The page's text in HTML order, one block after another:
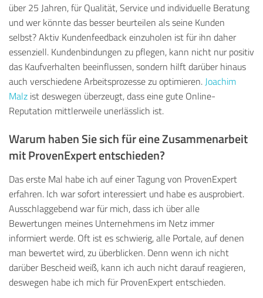
über 25 Jahren, für Qualität, Service und individuelle Beratung
und wer könnte das besser beurteilen als seine Kunden
selbst? Aktiv Kundenfeedback einzuholen ist für ihn daher
essenziell. Kundenbindungen zu pflegen, kann nicht nur positiv
das Kaufverhalten beeinflussen, sondern hilft darüber hinaus
auch verschiedene Arbeitsprozesse zu optimieren. Joachim
Malz ist deswegen überzeugt, dass eine gute Online-
Reputation mittlerweile unerlässlich ist.
Warum haben Sie sich für eine Zusammenarbeit
mit ProvenExpert entschieden?
Das erste Mal habe ich auf einer Tagung von ProvenExpert
erfahren. Ich war sofort interessiert und habe es ausprobiert.
Ausschlaggebend war für mich, dass ich über alle
Bewertungen meines Unternehmens im Netz immer
informiert werde. Oft ist es schwierig, alle Portale, auf denen
man bewertet wird, zu überblicken. Denn wenn ich nicht
darüber Bescheid weiß, kann ich auch nicht darauf reagieren,
deswegen habe ich mich für ProvenExpert entschieden.